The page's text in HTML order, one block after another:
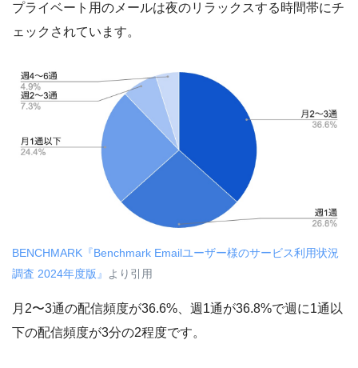
プライベート用のメールは夜のリラックスする時間帯にチ
ェックされています。
BENCHMARK『Benchmark Emailユーザー様のサービス利用状況
調査 2024年度版』
より引用
月2〜3通の配信頻度が36.6%、週1通が36.8%で週に1通以
下の配信頻度が3分の2程度です。